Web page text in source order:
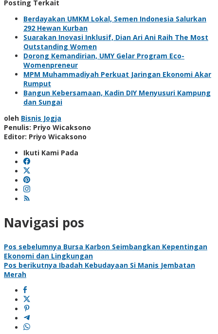
Posting Terkait
Berdayakan UMKM Lokal, Semen Indonesia Salurkan
292 Hewan Kurban
Suarakan Inovasi Inklusif, Dian Ari Ani Raih The Most
Outstanding Women
Dorong Kemandirian, UMY Gelar Program Eco-
Womenpreneur
MPM Muhammadiyah Perkuat Jaringan Ekonomi Akar
Rumput
Bangun Kebersamaan, Kadin DIY Menyusuri Kampung
dan Sungai
oleh Bisnis Jogja
Penulis: Priyo Wicaksono
Editor: Priyo Wicaksono
Ikuti Kami Pada
Navigasi pos
Pos sebelumnya Bursa Karbon Seimbangkan Kepentingan
Ekonomi dan Lingkungan
Pos berikutnya Ibadah Kebudayaan Si Manis Jembatan
Merah